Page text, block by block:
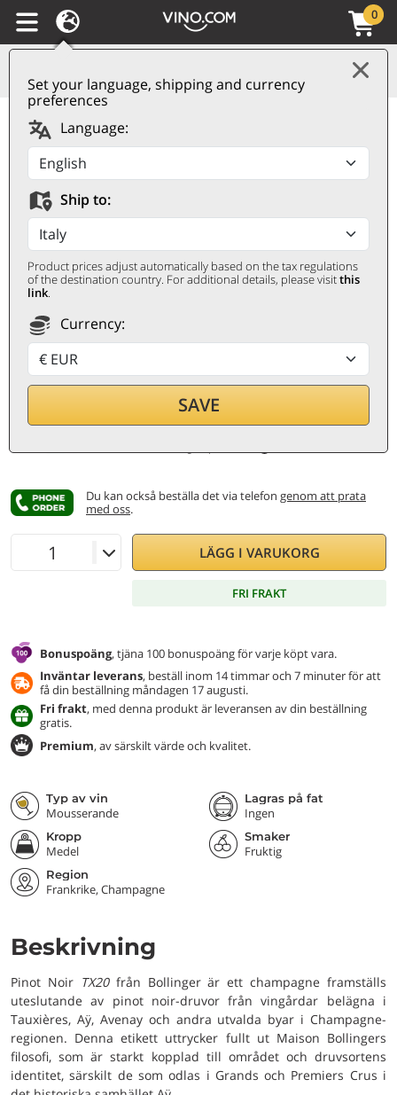
Set your language, shipping and currency
preferences
Language:
Ship to:
Product prices adjust automatically based on the tax regulations
of the destination country. For additional details, please visitthis
link.
Currency:
SAVE
0
Champagne AOC Brut
PN TX20 Bollinger
BOLLINGER
0,75 ℓ, I Låda
127€
Du kan också beställa det via telefon genom att prata
med oss.
LÄGG I VARUKORG
FRI FRAKT
Bonuspoäng, tjäna 100 bonuspoäng för varje köpt vara.
Inväntar leverans, beställ inom 14 timmar och 7 minuter för att
få din beställning måndagen 17 augusti.
Fri frakt, med denna produkt är leveransen av din beställning
gratis.
Premium, av särskilt värde och kvalitet.
Typ av vin
Mousserande
Lagras på fat
Ingen
Kropp
Medel
Smaker
Fruktig
Region
Frankrike, Champagne
Beskrivning
Pinot Noir TX20från Bollinger är ett champagne framställs
uteslutande av pinot noir-druvor från vingårdar belägna i
Tauxières, Aÿ, Avenay och andra utvalda byar i Champagne-
regionen. Denna etikett uttrycker fullt ut Maison Bollingers
filosofi, som är starkt kopplad till området och druvsortens
identitet, särskilt de som odlas i Grands och Premiers Crus i